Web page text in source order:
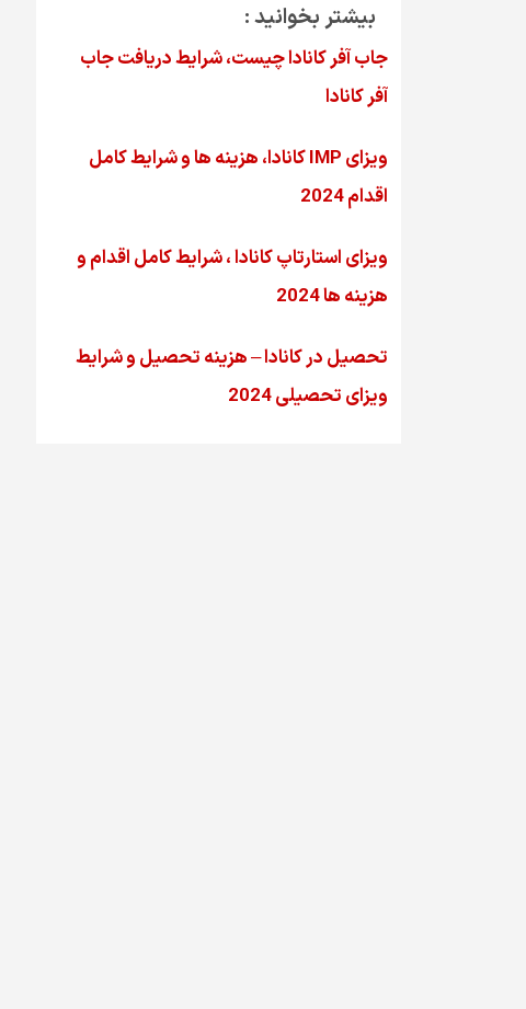
بیشتر بخوانید :
جاب آفر کانادا چیست، شرایط دریافت جاب
آفر کانادا
ویزای IMP کانادا، هزینه ها و شرایط کامل
اقدام 2024
ویزای استارتاپ کانادا ، شرایط کامل اقدام و
هزینه ها 2024
تحصیل در کانادا – هزینه‌ تحصیل و شرایط
ویزای تحصیلی 2024